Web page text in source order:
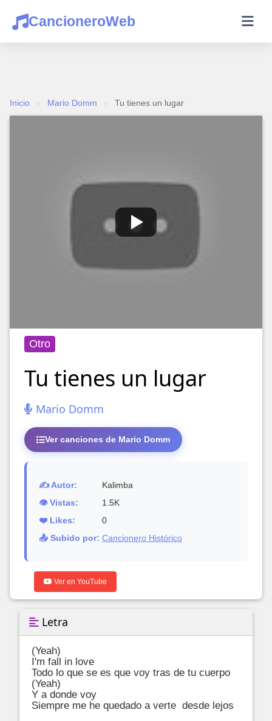
CancioneroWeb
Inicio › Mario Domm › Tu tienes un lugar
Otro
Tu tienes un lugar
Mario Domm
Ver canciones de Mario Domm
✍️ Autor:
Kalimba
👁️ Vistas:
1.5K
❤️ Likes:
0
📤 Subido por: Cancionero Histórico
Ver en YouTube
Letra
(Yeah)
I'm fall in love
Todo lo que se es que voy tras de tu cuerpo
(Yeah)
Y a donde voy
Siempre me he quedado a verte  desde lejos